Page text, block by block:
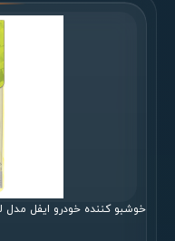
خوشبو کننده خودرو ایفل مدل